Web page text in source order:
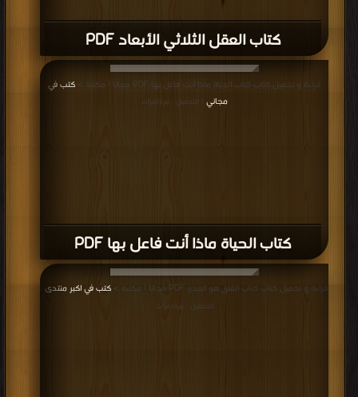
كتاب العقل الثلاثي الأبعاد PDF
كتاب الحياة ماذا أنت فاعل بها PDF
قراءة و تحميل كتاب كتاب الحياة ماذا أنت فاعل بها PDF مجانا | مكتبة >
كتب في
مجاني | التحميل : مرة/مرات
قراءة و تحميل كتاب كتاب القلق هو العدو PDF مجانا | مكتبة > كتب في اكبر منتدى
التحميل : مرة/مرات